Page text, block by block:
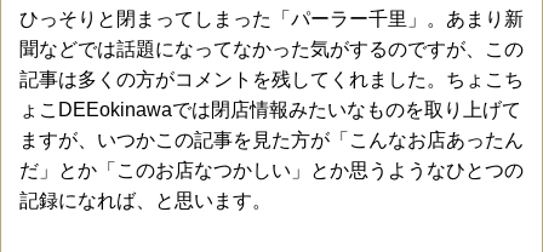
ひっそりと閉まってしまった「パーラー千里」。あまり新
聞などでは話題になってなかった気がするのですが、この
記事は多くの方がコメントを残してくれました。ちょこち
ょこDEEokinawaでは閉店情報みたいなものを取り上げて
ますが、いつかこの記事を見た方が「こんなお店あったん
だ」とか「このお店なつかしい」とか思うようなひとつの
記録になれば、と思います。